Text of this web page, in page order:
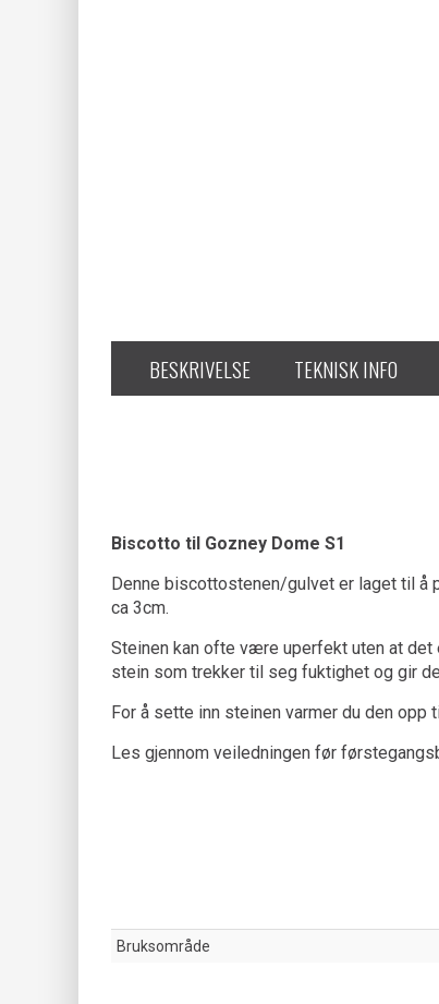
BESKRIVELSE TEKNISK INFO
Biscotto til Gozney Dome S1
Denne biscottostenen/gulvet er laget til å
ca 3cm.
Steinen kan ofte være uperfekt uten at
stein som trekker til seg fuktighet og gir
For å sette inn steinen varmer du den opp
Les gjennom veiledningen før
Bruksområde